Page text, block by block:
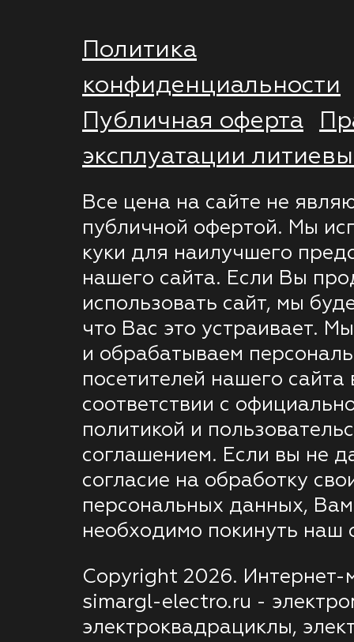
Политика
конфиденциальности
Публичная оферта
эксплуатации
Все цена на сайте не
публичной офертой. Мы
куки для наилучшего
нашего сайта. Если Вы
использовать сайт, мы
что Вас это устраивает.
и обрабатываем
посетителей нашего сайта
соответствии с
политикой и
соглашением. Если вы не
согласие на обработку
персональных данных, Вам
необходимо покинуть наш
Copyright 2026. Интернет-
simargl-electro.ru -
электроквадрациклы,